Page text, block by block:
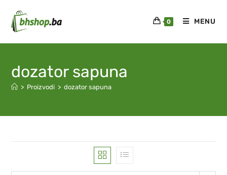
0 MENU
dozator sapuna
> Proizvodi > dozator sapuna